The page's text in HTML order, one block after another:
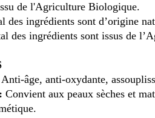
de l'Agriculture Biologique.
des ingrédients sont d’origine
des ingrédients sont issus de
Anti-âge, anti-oxydante,
Convient aux peaux sèches et